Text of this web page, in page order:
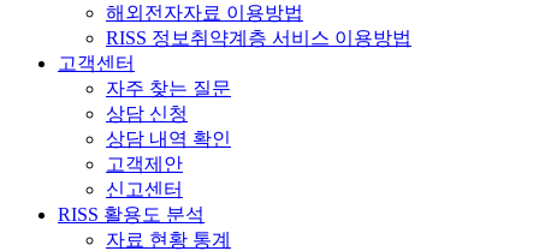
해외전자자료 이용방법
RISS 정보취약계층 서비스 이용방법
고객센터
자주 찾는 질문
상담 신청
상담 내역 확인
고객제안
신고센터
RISS 활용도 분석
자료 현황 통계